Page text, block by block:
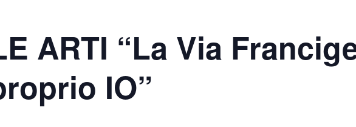
ARTI “La Via
IO”